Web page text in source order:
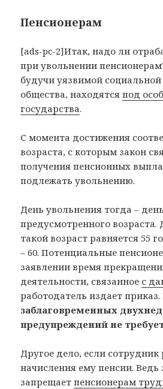
Пенсионерам
[ads-pc-2]Итак, надо ли
при увольнении
будучи уязвимой
общества, находятсяпод
государства.
С момента достижения
возраста, с которым закон
получения пенсионных
подлежать увольнению.
День увольнения тогда –
предусмотренного
такой возраст равняется 55
– 60. Потенциальные
заявлении время
деятельности, связанное с
работодатель издает приказ.
заблаговременных
предупреждений не
Другое дело, если сотрудник
начисления ему пенсии. Ведь
запрещаетпенсионерам